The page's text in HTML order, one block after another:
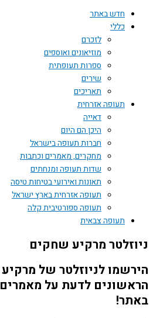
חדש באתר
כללי
לזכרם
מוזיאונים ואוספים
ספרות תעופתית
שירים
תאריכים
תעופה אזרחית
דאייה
היכן הם היום
חברות תעופה בישראל
מחקרים, מאמרים וכתבות
שדות תעופה ומנחתים
תאונות ואירועי בטיחות טיסה
תעופה אזרחית בארץ ישראל
תעופה ספורטיבית קלה
תעופה צבאית
מרקיע שחקים
לניוזלטר של מרקיע
לדעת על מאמרים